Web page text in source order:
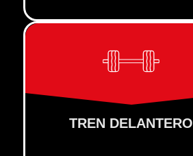
TREN DELANTERO